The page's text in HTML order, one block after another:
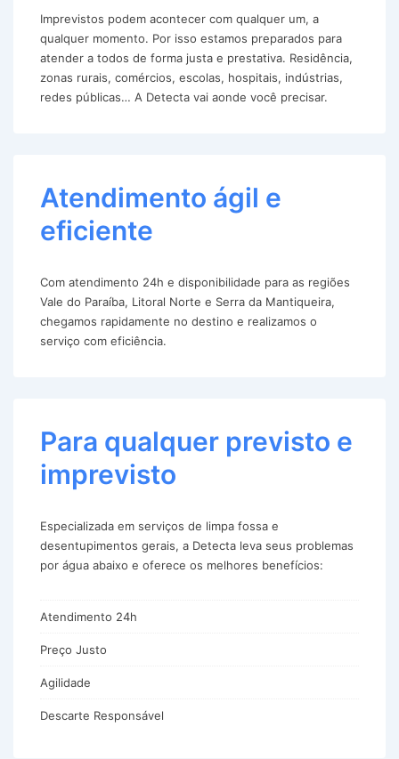
Imprevistos podem acontecer com qualquer um, a
qualquer momento. Por isso estamos preparados para
atender a todos de forma justa e prestativa. Residência,
zonas rurais, comércios, escolas, hospitais, indústrias,
redes públicas… A Detecta vai aonde você precisar.
Atendimento ágil e
eficiente
Com atendimento 24h e disponibilidade para as regiões
Vale do Paraíba, Litoral Norte e Serra da Mantiqueira,
chegamos rapidamente no destino e realizamos o
serviço com eficiência.
Para qualquer previsto e
imprevisto
Especializada em serviços de limpa fossa e
desentupimentos gerais, a Detecta leva seus problemas
por água abaixo e oferece os melhores benefícios:
Atendimento 24h
Preço Justo
Agilidade
Descarte Responsável